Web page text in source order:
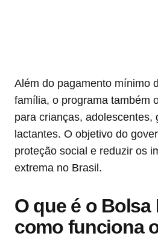
Além do pagamento mínimo
família, o programa também
para crianças, adolescentes,
lactantes. O objetivo do
proteção social e reduzir os
extrema no Brasil.
O que é o Bolsa
como funciona